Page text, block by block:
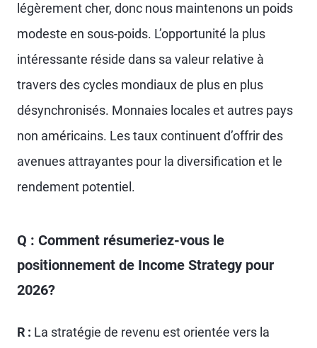
légèrement cher, donc nous maintenons un poids
modeste en sous-poids. L’opportunité la plus
intéressante réside dans sa valeur relative à
travers des cycles mondiaux de plus en plus
désynchronisés. Monnaies locales et autres pays
non américains. Les taux continuent d’offrir des
avenues attrayantes pour la diversification et le
rendement potentiel.
Q : Comment résumeriez-vous le
positionnement de Income Strategy pour
2026?
R : La stratégie de revenu est orientée vers la